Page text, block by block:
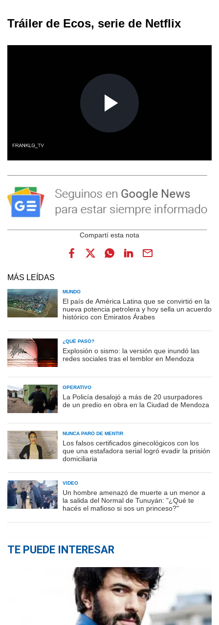
Tráiler de Ecos, serie de Netflix
MÁS LEÍDAS
MUNDO
El país de América Latina que se convirtió en la
nueva potencia petrolera y hoy sella un acuerdo
histórico con Emiratos Árabes
¿QUÉ PASÓ?
Explosión o sismo: la versión que inundó las
redes sociales tras el temblor en Mendoza
OPERATIVO
La Policía desalojó a más de 20 usurpadores
de un predio en obra en la Ciudad de Mendoza
NUNCA PARÓ DE MENTIR
Los falsos certificados ginecológicos con los
que una estafadora serial logró evadir la prisión
domiciliaria
VIDEO
Un hombre amenazó de muerte a un menor a
la salida del Normal de Tunuyán: "¿Qué te
hacés el mafioso si sos un princeso?"
TE PUEDE INTERESAR